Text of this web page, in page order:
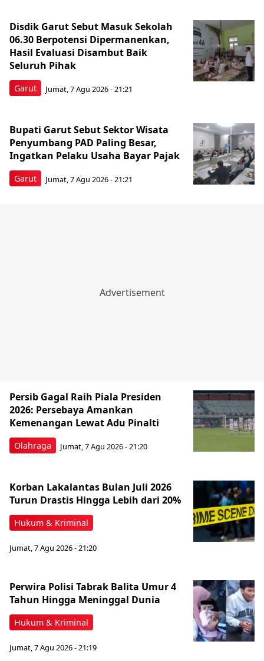
Garut
Disdik Garut Sebut Masuk Sekolah
06.30 Berpotensi Dipermanenkan,
Hasil Evaluasi Disambut Baik
Seluruh Pihak
Jumat, 7 Agu 2026 - 21:21
Garut
Bupati Garut Sebut Sektor Wisata
Penyumbang PAD Paling Besar,
Ingatkan Pelaku Usaha Bayar Pajak
Jumat, 7 Agu 2026 - 21:21
Olahraga
Persib Gagal Raih Piala Presiden
2026: Persebaya Amankan
Kemenangan Lewat Adu Pinalti
Jumat, 7 Agu 2026 - 21:20
Hukum & Kriminal
Korban Lakalantas Bulan Juli 2026
Turun Drastis Hingga Lebih dari 20%
Jumat, 7 Agu 2026 - 21:20
Hukum & Kriminal
Perwira Polisi Tabrak Balita Umur 4
Tahun Hingga Meninggal Dunia
Jumat, 7 Agu 2026 - 21:19